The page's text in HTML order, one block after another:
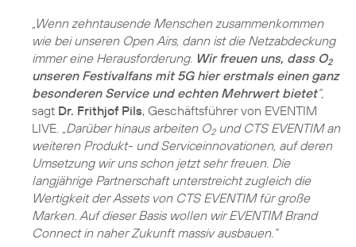
„Wenn zehntausende Menschen zusammenkommen
wie bei unseren Open Airs, dann ist die Netzabdeckung
immer eine Herausforderung. Wir freuen uns, dass O2
unseren Festivalfans mit 5G hier erstmals einen ganz
besonderen Service und echten Mehrwert bietet“,
sagt Dr. Frithjof Pils, Geschäftsführer von EVENTIM
LIVE.
„Darüber hinaus arbeiten O2und CTS EVENTIM an
weiteren Produkt- und Serviceinnovationen, auf deren
Umsetzung wir uns schon jetzt sehr freuen. Die
langjährige Partnerschaft unterstreicht zugleich die
Wertigkeit der Assets von CTS EVENTIM für große
Marken. Auf dieser Basis wollen wir EVENTIM Brand
Connect in naher Zukunft massiv ausbauen.“